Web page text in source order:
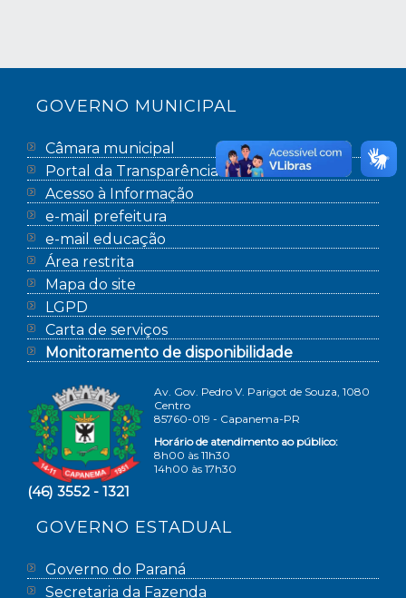
GOVERNO MUNICIPAL
Câmara municipal
Portal da Transparência
Acesso à Informação
e-mail prefeitura
e-mail educação
Área restrita
Mapa do site
LGPD
Carta de serviços
Monitoramento de disponibilidade
Av. Gov. Pedro V. Parigot de Souza, 1080
Centro
85760-019 - Capanema-PR
Horário de atendimento ao público:
8h00 às 11h30
14h00 às 17h30
(46) 3552 - 1321
GOVERNO ESTADUAL
Governo do Paraná
Secretaria da Fazenda